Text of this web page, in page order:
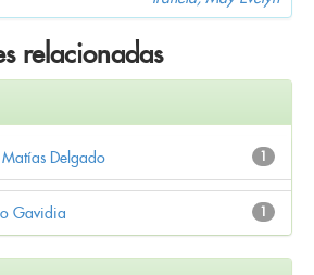
relacionadas
1
Delgado
1
Gavidia